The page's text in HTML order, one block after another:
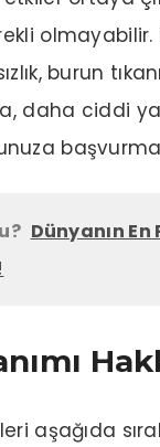
burun
daha ciddi
Dünyanın
aşağıda